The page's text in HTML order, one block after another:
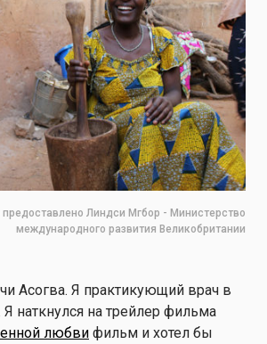
Линдси Мгбор - Министерство
международного развития Великобритании
Асогва. Я практикующий врач в
Я наткнулся на трейлер фильма
любви фильм и хотел бы